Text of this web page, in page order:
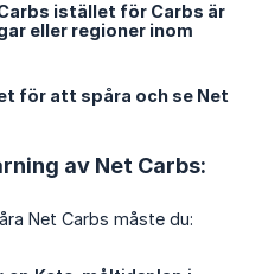
istället för Carbs är
eller regioner inom
för att spåra och se Net
av Net Carbs:
Net Carbs måste du: